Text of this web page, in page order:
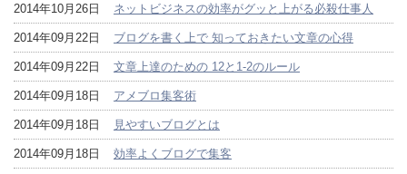
2014年10月26日 ネットビジネスの効率がグッと上がる必殺仕事人
2014年09月22日 ブログを書く上で 知っておきたい文章の心得
2014年09月22日 文章上達のための 12と1-2のルール
2014年09月18日 アメブロ集客術
2014年09月18日 見やすいブログとは
2014年09月18日 効率よくブログで集客